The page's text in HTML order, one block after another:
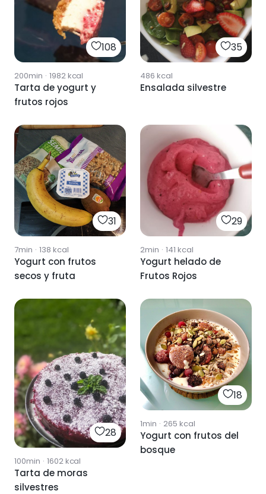
108
200min · 1982kcal
Tarta de yogurt y
frutos rojos
35
486 kcal
Ensalada silvestre
31
7min · 138 kcal
Yogurt con frutos
secos y fruta
29
2min · 141 kcal
Yogurt helado de
Frutos Rojos
28
100min · 1602kcal
Tarta de moras
silvestres
18
1min · 265 kcal
Yogurt con frutos del
bosque